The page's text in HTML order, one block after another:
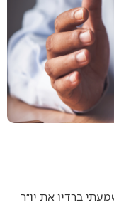
ברדיו את יו״ר